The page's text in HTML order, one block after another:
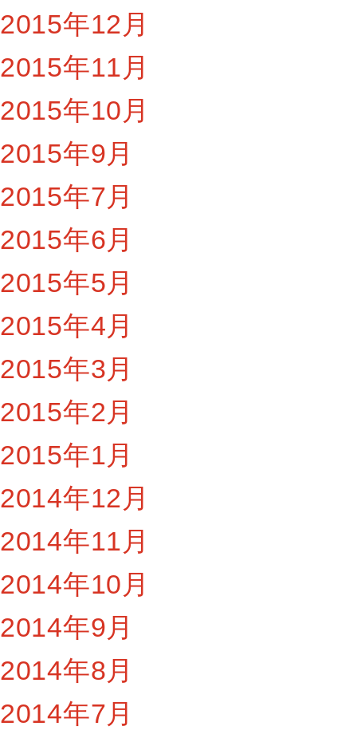
2015年12月
2015年11月
2015年10月
2015年9月
2015年7月
2015年6月
2015年5月
2015年4月
2015年3月
2015年2月
2015年1月
2014年12月
2014年11月
2014年10月
2014年9月
2014年8月
2014年7月